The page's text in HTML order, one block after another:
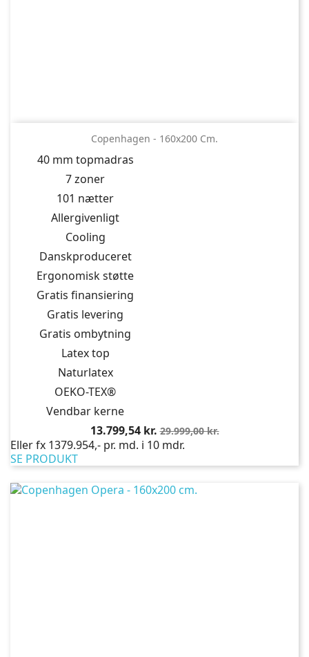
Copenhagen - 160x200 Cm.
40 mm topmadras
7 zoner
101 nætter
Allergivenligt
Cooling
Danskproduceret
Ergonomisk støtte
Gratis finansiering
Gratis levering
Gratis ombytning
Latex top
Naturlatex
OEKO-TEX®
Vendbar kerne
Pris
13.799,54 kr.Normalpris
29.999,00 kr.
Eller fx 1379.954,- pr. md. i 10 mdr.
SE PRODUKT